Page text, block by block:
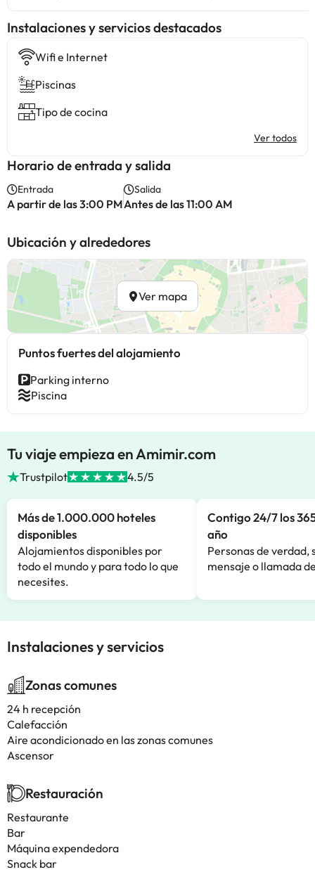
Instalaciones y servicios destacados
Wifi e Internet
Piscinas
Tipo de cocina
Ver todos
Horario de entrada y salida
Entrada
A partir de las 3:00 PM
Salida
Antes de las 11:00 AM
Ubicación y alrededores
Ver mapa
Puntos fuertes del alojamiento
Parking interno
Piscina
Tu viaje empieza en Amimir.com
Trustpilot 4.5/5
Más de 1.000.000 hoteles
disponibles
Alojamientos disponibles por
todo el mundo y para todo lo que
necesites.
Contigo 24/7 los
año
Personas de verdad,
mensaje o llamada
Instalaciones y servicios
Zonas comunes
24 h recepción
Calefacción
Aire acondicionado en las zonas comunes
Ascensor
Restauración
Restaurante
Bar
Máquina expendedora
Snack bar